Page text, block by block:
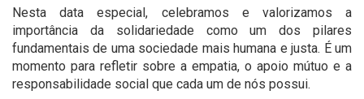
Nesta data especial, celebramos e valorizamos a
importância da solidariedade como um dos pilares
fundamentais de uma sociedade mais humana e justa. É um
momento para refletir sobre a empatia, o apoio mútuo e a
responsabilidade social que cada um de nós possui.